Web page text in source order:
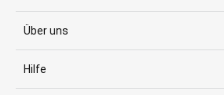
Über uns
Hilfe